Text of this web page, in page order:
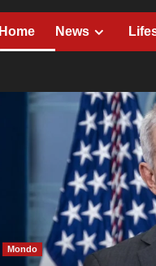
Home News
Mondo